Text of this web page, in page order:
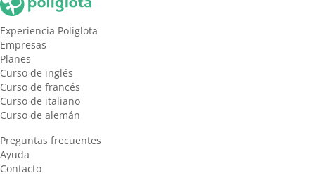
Experiencia Poliglota
Empresas
Planes
Curso de inglés
Curso de francés
Curso de italiano
Curso de alemán
Preguntas frecuentes
Ayuda
Contacto